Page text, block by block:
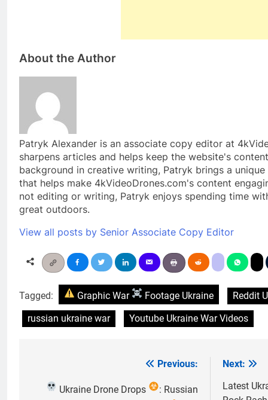
About the Author
Patryk Alexander is an associate copy editor at
sharpens articles and helps keep the website's
background in creative writing, Patryk brings a
that helps make 4kVideoDrones.com's content
not editing or writing, Patryk enjoys spending time
great outdoors.
View all posts by Senior Associate Copy Editor
Tagged: Graphic War Footage Ukraine
Reddit
russian ukraine war
Youtube Ukraine War Videos
navigation
Previous:
Ukraine Drone Drops
: Russian
Next:
Latest